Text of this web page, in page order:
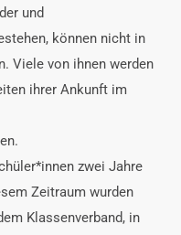
und
können nicht in
Viele von ihnen werden
ihrer Ankunft im
zwei Jahre
Zeitraum wurden
Klassenverband, in